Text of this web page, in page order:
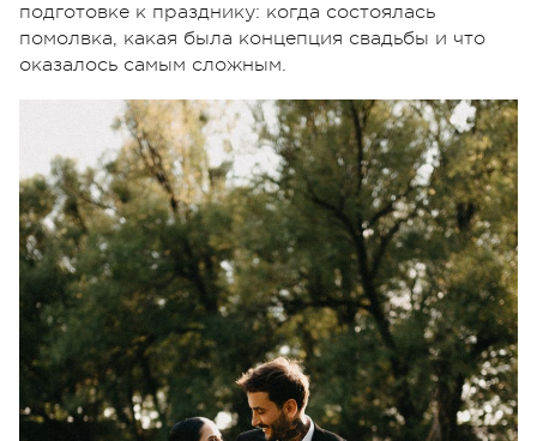
подготовке к празднику: когда состоялась
помолвка, какая была концепция свадьбы и что
оказалось самым сложным.